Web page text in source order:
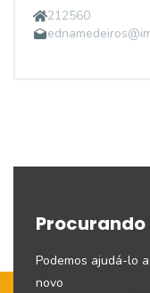
212560
Procurando
Podemos ajudá-lo
novo